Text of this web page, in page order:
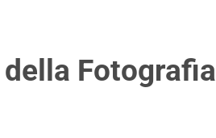
Fotografia